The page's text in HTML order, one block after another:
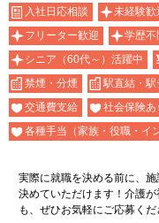
入社日応相談 未経験歓
フリーター歓迎
学歴不
シニア（60代～）活躍中
禁煙・分煙
駅直結・駅
交通費支給
社会保険あ
各種手当（家族・役職・イ
実際に就職を決める前に、
決めていただけます！介護
も、ぜひお気軽にご応募くだ